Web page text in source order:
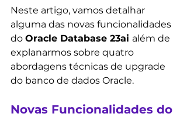
Neste artigo, vamos detalhar
alguma das novas funcionalidades
do Oracle Database 23ai além de
explanarmos sobre quatro
abordagens técnicas de upgrade
do banco de dados Oracle.
Novas Funcionalidades do